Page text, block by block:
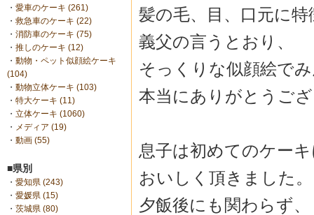
・ 愛車のケーキ (261)
・ 救急車のケーキ (22)
・ 消防車のケーキ (75)
・ 推しのケーキ (12)
・ 動物・ペット似顔絵ケーキ
(104)
・ 動物立体ケーキ (103)
・ 特大ケーキ (11)
・ 立体ケーキ (1060)
・ メディア (19)
・ 動画 (55)
■県別
・ 愛知県 (243)
・ 愛媛県 (15)
・ 茨城県 (80)
髪の毛、目、口元に
義父の言うとおり、
そっくりな似顔絵で
本当にありがとうご
息子は初めてのケー
おいしく頂きました。
夕飯後にも関わらず、